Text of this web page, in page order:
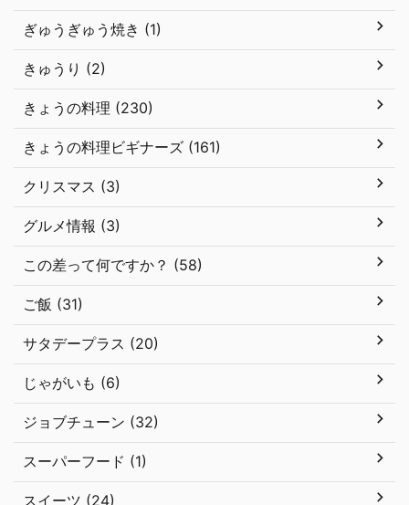
ぎゅうぎゅう焼き (1)
きゅうり (2)
きょうの料理 (230)
きょうの料理ビギナーズ (161)
クリスマス (3)
グルメ情報 (3)
この差って何ですか？ (58)
ご飯 (31)
サタデープラス (20)
じゃがいも (6)
ジョブチューン (32)
スーパーフード (1)
スイーツ (24)